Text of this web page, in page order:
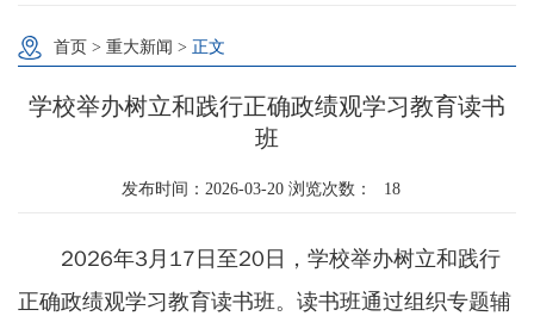
首页 > 重大新闻 > 正文
学校举办树立和践行正确政绩观学习教育读书
班
发布时间：2026-03-20 浏览次数： 18
2026年3月17日至20日，学校举办树立和践行
正确政绩观学习教育读书班。读书班通过组织专题辅